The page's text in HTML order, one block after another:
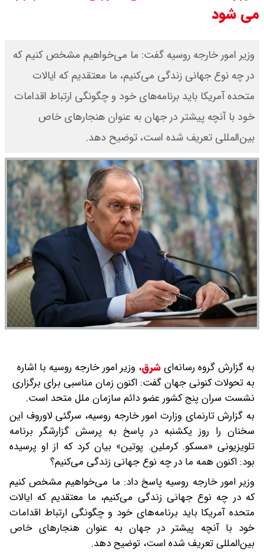
امیر جهانشاهی: پای نظامی آمریکایی
به ایران باز شود آن را قطع می‌کنیم +
ویدیو
ونس در بن‌بست سیاسی قرار دارد
می شود
وزیر امور خارجه روسیه گفت: ما می‌خواهیم مشخص کنیم که
در چه نوع جهانی زندگی می‌کنیم،‌ ما معتقدیم که ایالات
متحده آمریکا باید برنامه‌های خود و چگونگی ارتباط اقدامات
خود با آنچه پیشتر در جهان به عنوان هنجارهای خاص
بین‌المللی تعریف شده است،‌ توضیح دهد.
به گزارش گروه رسانه‌ایشرق، وزیر امور خارجه روسیه با اشاره
به تحولات کنونی جهان گفت: اکنون زمان مناسبی برای برگزاری
نشست سران پنج کشور عضو دائم سازمان ملل متحد است.
به گزارش تارنمای وزارت امور خارجه روسیه، سرگئی لاوروف این
سخنان را روز یکشنبه در پاسخ به پرسش گزارشگر برنامه
تلویزیونی «مسکو. کرملین. پوتین» بیان کرد که از او پرسیده
بود:‌ ‌اکنون همه ما در چه نوع جهانی زندگی می‌کنیم؟
وزیر امور خارجه روسیه پاسخ داد: ما می‌خواهیم مشخص کنیم
که در چه نوع جهانی زندگی می‌کنیم،‌ ما معتقدیم که ایالات
متحده آمریکا باید برنامه‌های خود و چگونگی ارتباط اقدامات
خود با آنچه پیشتر در جهان به عنوان هنجارهای خاص
بین‌المللی تعریف شده است،‌ توضیح دهد.